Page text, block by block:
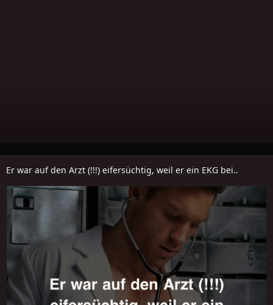
Er war auf den Arzt (!!!) eifersüchtig, weil er ein EKG bei..